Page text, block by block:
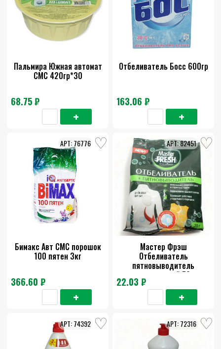
Пальмира Южная автомат
СМС 420гр*30
68.75 ₽
Отбеливатель Босс 600гр
163.06 ₽
Бимакс Авт СМС порошок
100 пятен 3кг
366.60 ₽
76776
Мастер Фрэш
Отбеливатель
пятновыводитель
кислородный 70г
22.03 ₽
82451
74392 72316